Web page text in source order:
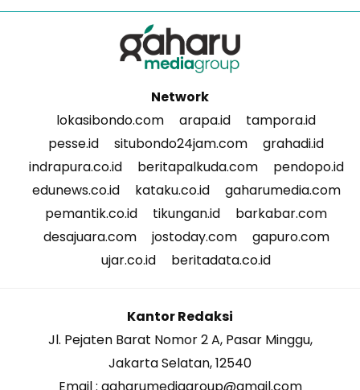
Network
lokasibondo.com
arapa.id
tampora.id
pesse.id
situbondo24jam.com
grahadi.id
indrapura.co.id
beritapalkuda.com
pendopo.id
edunews.co.id
kataku.co.id
gaharumedia.com
pemantik.co.id
tikungan.id
barkabar.com
desajuara.com
jostoday.com
gapuro.com
ujar.co.id
beritadata.co.id
Kantor Redaksi
Jl. Pejaten Barat Nomor 2 A, Pasar Minggu,
Jakarta Selatan, 12540